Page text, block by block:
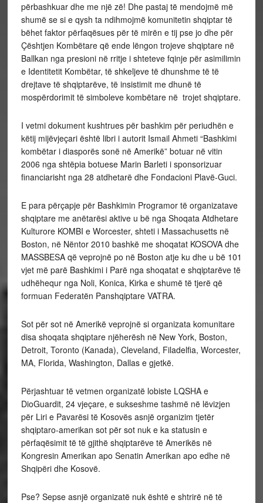
përbashkuar dhe me një zë! Dhe pastaj të mendojmë më
shumë se si e qysh ta ndihmojmë komunitetin shqiptar të
bëhet faktor përfaqësues për të mirën e tij pse jo dhe për
Çështjen Kombëtare që ende lëngon trojeve shqiptare në
Ballkan nga presioni në rritje i shteteve fqinje për asimilimin
e Identitetit Kombëtar, të shkeljeve të dhunshme të të
drejtave të shqiptarëve, të insistimit me dhunë të
mospërdorimit të simboleve kombëtare në trojet shqiptare.
I vetmi dokument kushtrues për bashkim për periudhën e
këtij mijëvjeçari është libri i autorit Ismail Ahmeti “Bashkimi
kombëtar i diasporës sonë në Amerikë” botuar në vitin
2006 nga shtëpia botuese Marin Barleti i sponsorizuar
financiarisht nga 28 atdhetarë dhe Fondacioni Plavë-Guci.
E para përçapje për Bashkimin Programor të organizatave
shqiptare me anëtarësi aktive u bë nga Shoqata Atdhetare
Kulturore KOMBI e Worcester, shteti i Massachusetts në
Boston, në Nëntor 2010 bashkë me shoqatat KOSOVA dhe
MASSBESA që veprojnë po në Boston atje ku dhe u bë 101
vjet më parë Bashkimi i Parë nga shoqatat e shqiptarëve të
udhëhequr nga Noli, Konica, Kirka e shumë të tjerë që
formuan Federatën Panshqiptare VATRA.
Sot për sot në Amerikë veprojnë si organizata komunitare
disa shoqata shqiptare njëherësh në New York, Boston,
Detroit, Toronto (Kanada), Cleveland, Filadelfia, Worcester,
MA, Florida, Washington, Dallas e gjetkë.
Përjashtuar të vetmen organizatë lobiste LQSHA e
DioGuardit, 24 vjeçare, e sukseshme tashmë në lëvizjen
për Liri e Pavarësi të Kosovës asnjë organizim tjetër
shqiptaro-amerikan sot për sot nuk e ka statusin e
përfaqësimit të të gjithë shqiptarëve të Amerikës në
Kongresin Amerikan apo Senatin Amerikan apo edhe në
Shqipëri dhe Kosovë.
Pse? Sepse asnjë organizatë nuk është e shtrirë në të